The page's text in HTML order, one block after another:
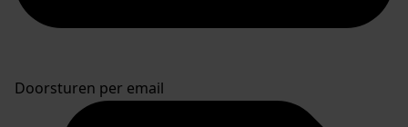
Doorsturen per email